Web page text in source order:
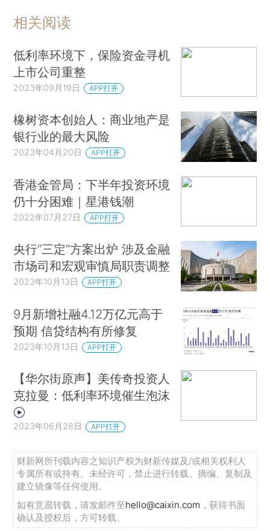
相关阅读
低利率环境下，保险资金寻机
上市公司重整
2023年09月19日 APP打开
橡树资本创始人：商业地产是
银行业的最大风险
2023年04月20日 APP打开
香港金管局：下半年投资环境
仍十分困难｜星港钱潮
2022年07月27日 APP打开
央行“三定”方案出炉 涉及金融
市场司和宏观审慎局职责调整
2023年10月13日 APP打开
9月新增社融4.12万亿元高于
预期 信贷结构有所修复
2023年10月13日 APP打开
【华尔街原声】美传奇投资人
克拉曼：低利率环境催生泡沫
2023年06月28日 APP打开
财新网所刊载内容之知识产权为财新传媒及/或相关权利人
专属所有或持有。未经许可，禁止进行转载、摘编、复制及
建立镜像等任何使用。
如有意愿转载，请发邮件至hello@caixin.com ，获得书面
确认及授权后，方可转载。